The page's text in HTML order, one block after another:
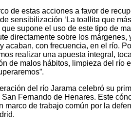
de estas acciones a favor de
sensibilización ‘La toallita que
supone el uso de este tipo de
directamente sobre los márgenes,
acaban, con frecuencia, en el río.
realizar una apuesta integral,
de malos hábitos, limpieza del río
del río Jarama celebró su
Fernando de Henares. Este
marco de trabajo común por la